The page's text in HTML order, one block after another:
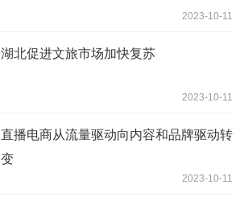
2023-10-11
湖北促进文旅市场加快复苏
2023-10-11
直播电商从流量驱动向内容和品牌驱动转
变
2023-10-11